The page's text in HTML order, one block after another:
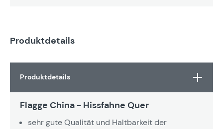
Produktdetails
Produktdetails
Flagge China - Hissfahne Quer
sehr gute Qualität und Haltbarkeit der